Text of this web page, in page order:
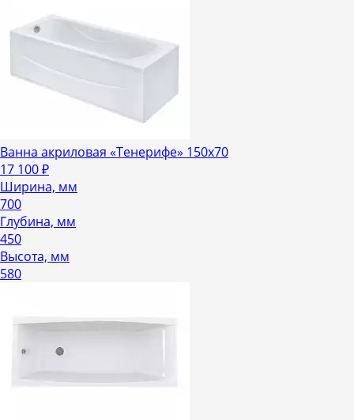
Ванна акриловая «Тенерифе» 150х70
17 100₽
Ширина, мм
700
Глубина, мм
450
Высота, мм
580